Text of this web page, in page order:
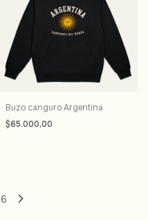
Buzo canguro Argentina
$65.000,00
6